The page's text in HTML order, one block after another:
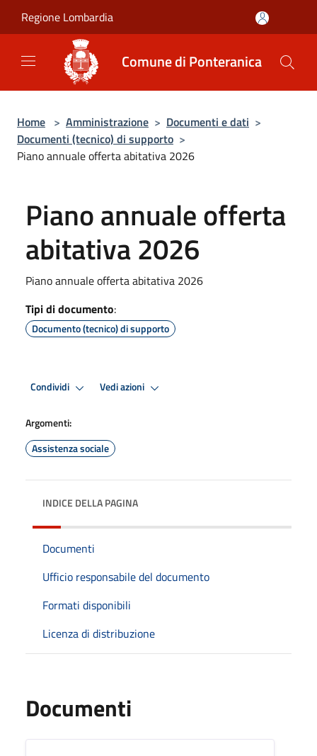
Regione Lombardia
Comune di Ponteranica
Home > Amministrazione > Documenti e dati >
Documenti (tecnico) di supporto >
Piano annuale offerta abitativa 2026
Piano annuale offerta
abitativa 2026
Piano annuale offerta abitativa 2026
Tipi di documento:
Documento (tecnico) di supporto
Condividi Vedi azioni
Argomenti:
Assistenza sociale
INDICE DELLA PAGINA
Documenti
Ufficio responsabile del documento
Formati disponibili
Licenza di distribuzione
Documenti